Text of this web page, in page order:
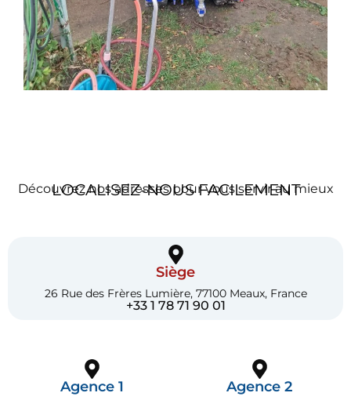
LOCALISEZ-NOUS FACILEMENT
Découvrez nos adresses pour vous servir au mieux
Siège
26 Rue des Frères Lumière, 77100 Meaux, France
+33 1 78 71 90 01
Agence 1 Agence 2